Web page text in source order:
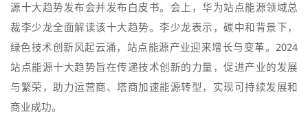
源十大趋势发布会并发布白皮书。会上，华为站点能源领域总
裁李少龙全面解读该十大趋势。李少龙表示，碳中和背景下，
绿色技术创新风起云涌，站点能源产业迎来增长与变革。2024
站点能源十大趋势旨在传递技术创新的力量，促进产业的发展
与繁荣，助力运营商、塔商加速能源转型，实现可持续发展和
商业成功。